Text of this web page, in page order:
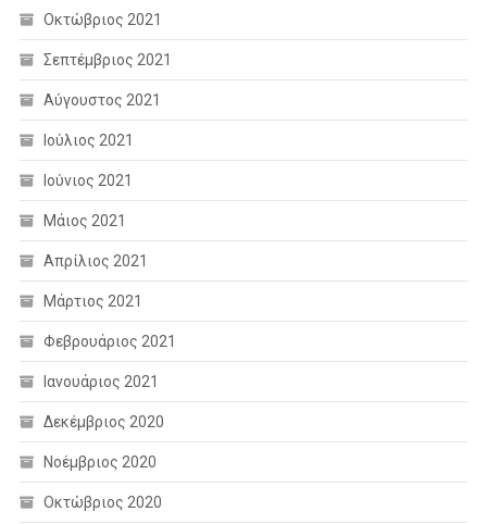
Οκτώβριος 2021
Σεπτέμβριος 2021
Αύγουστος 2021
Ιούλιος 2021
Ιούνιος 2021
Μάιος 2021
Απρίλιος 2021
Μάρτιος 2021
Φεβρουάριος 2021
Ιανουάριος 2021
Δεκέμβριος 2020
Νοέμβριος 2020
Οκτώβριος 2020